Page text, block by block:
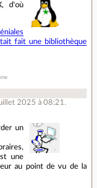
d'où
fait une bibliothèque
2025 à 08:21 .
un
une
au point de vu de la